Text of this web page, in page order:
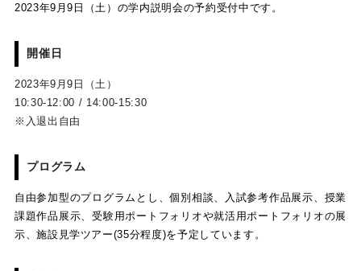
2023年9月9日（土）の学内説明会の予約受付中です。
開催日
2023年9月9日（土）
10:30-12:00 / 14:00-15:30
※入退出自由
プログラム
自由参加型のプログラムとし、個別相談、入試参考作品展示、授業
課題作品展示、受験用ポートフォリオや就活用ポートフォリオの展
示、施設見学ツアー(35分程度)を予定しています。